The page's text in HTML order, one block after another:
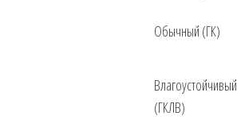
Обычный (ГК)
Влагоустойчивый
(ГКЛВ)